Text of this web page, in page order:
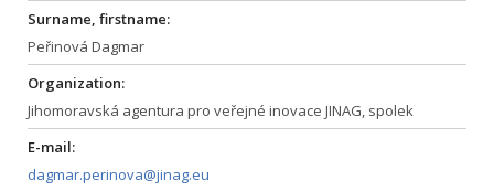
Surname, firstname:
Peřinová Dagmar
Organization:
Jihomoravská agentura pro veřejné inovace JINAG, spolek
E-mail:
dagmar.perinova@jinag.eu